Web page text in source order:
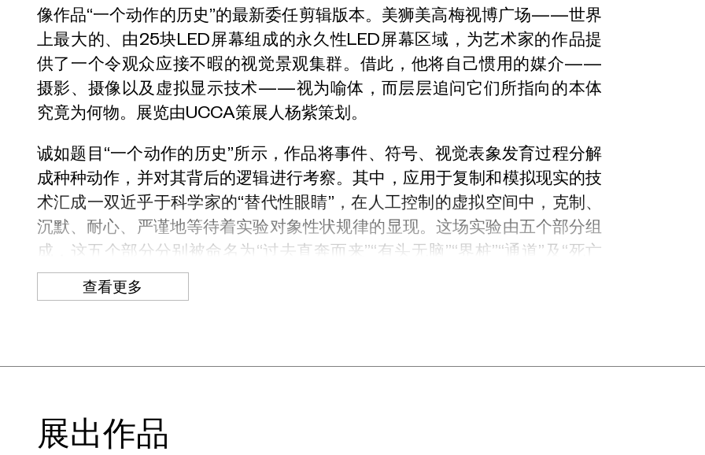
像作品“一个动作的历史”的最新委任剪辑版本。美狮美高梅视博广场——世界
上最大的、由25块LED屏幕组成的永久性LED屏幕区域，为艺术家的作品提
供了一个令观众应接不暇的视觉景观集群。借此，他将自己惯用的媒介——
摄影、摄像以及虚拟显示技术——视为喻体，而层层追问它们所指向的本体
究竟为何物。展览由UCCA策展人杨紫策划。
诚如题目“一个动作的历史”所示，作品将事件、符号、视觉表象发育过程分解
成种种动作，并对其背后的逻辑进行考察。其中，应用于复制和模拟现实的技
术汇成一双近乎于科学家的“替代性眼睛”，在人工控制的虚拟空间中，克制、
沉默、耐心、严谨地等待着实验对象性状规律的显现。这场实验由五个部分组
成，这五个部分分别被命名为“过去直奔而来”“有头无脑”“界桩”“通道”及“死亡
岛”。其中，“过去直奔而来”“有头无脑”“界桩”三部作品类似于综述，阐述被艺
术家设定的模拟空间内部如何延伸出一种先验的时空结构，以及这种结构是如
字的并置，仿佛视人为认定某个时间重要与否是一桩虚妄的勾当。在“有头无
现实的空间被压缩和扁平化。以上两件作品均配以大量逻辑跳跃的旁白与字
幕，而真实的标准是其中的重要论述焦点。同时，操作界面被屡次引入作品中
查看更多
展出作品